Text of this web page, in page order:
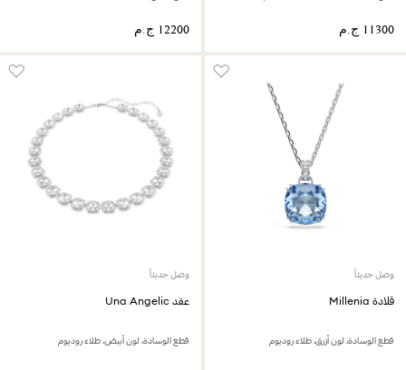
وصل حديثاً
قلادة Millenia
قطع الوسادة، لون أزرق، طلاء روديوم
وصل حديثاً
عقد Una Angelic
قطع الوسادة، لون أبيض، طلاء روديوم